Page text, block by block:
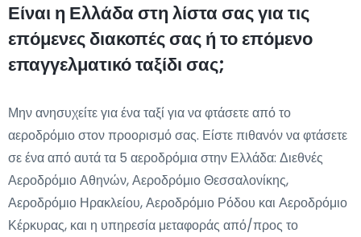
Είναι η Ελλάδα στη λίστα σας για τις
επόμενες διακοπές σας ή το επόμενο
επαγγελματικό ταξίδι σας;
Μην ανησυχείτε για ένα ταξί για να φτάσετε από το
αεροδρόμιο στον προορισμό σας. Είστε πιθανόν να φτάσετε
σε ένα από αυτά τα 5 αεροδρόμια στην Ελλάδα: Διεθνές
Αεροδρόμιο Αθηνών, Αεροδρόμιο Θεσσαλονίκης,
Αεροδρόμιο Ηρακλείου, Αεροδρόμιο Ρόδου και Αεροδρόμιο
Κέρκυρας, και η υπηρεσία μεταφοράς από/προς το